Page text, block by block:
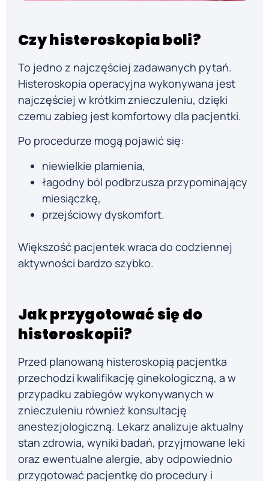
Czy histeroskopia boli?
To jedno z najczęściej zadawanych pytań.
Histeroskopia operacyjna wykonywana jest
najczęściej w krótkim znieczuleniu, dzięki
czemu zabieg jest komfortowy dla pacjentki.
Po procedurze mogą pojawić się:
niewielkie plamienia,
łagodny ból podbrzusza przypominający
miesiączkę,
przejściowy dyskomfort.
Większość pacjentek wraca do codziennej
aktywności bardzo szybko.
Jak przygotować się do
histeroskopii?
Przed planowaną histeroskopią pacjentka
przechodzi kwalifikację ginekologiczną, a w
przypadku zabiegów wykonywanych w
znieczuleniu również konsultację
anestezjologiczną. Lekarz analizuje aktualny
stan zdrowia, wyniki badań, przyjmowane leki
oraz ewentualne alergie, aby odpowiednio
przygotować pacjentkę do procedury i